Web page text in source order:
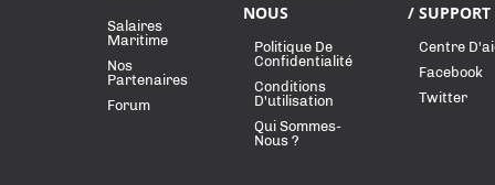
Salaires
Maritime
Nos
Partenaires
Forum
NOUS
Politique De
Confidentialité
Conditions
D'utilisation
Qui Sommes-
Nous ?
/ SUPPORT
Centre
Facebook
Twitter